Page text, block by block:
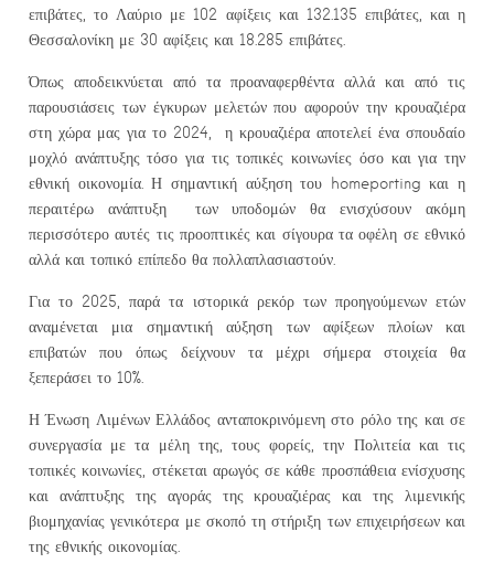
επιβάτες, το Λαύριο με 102 αφίξεις και 132.135 επιβάτες, και η
Θεσσαλονίκη με 30 αφίξεις και 18.285 επιβάτες.
Όπως αποδεικνύεται από τα προαναφερθέντα αλλά και από τις
παρουσιάσεις των έγκυρων μελετών που αφορούν την κρουαζιέρα
στη χώρα μας για το 2024, η κρουαζιέρα αποτελεί ένα σπουδαίο
μοχλό ανάπτυξης τόσο για τις τοπικές κοινωνίες όσο και για την
εθνική οικονομία. Η σημαντική αύξηση του homeporting και η
περαιτέρω ανάπτυξη των υποδομών θα ενισχύσουν ακόμη
περισσότερο αυτές τις προοπτικές και σίγουρα τα οφέλη σε εθνικό
αλλά και τοπικό επίπεδο θα πολλαπλασιαστούν.
Για το 2025, παρά τα ιστορικά ρεκόρ των προηγούμενων ετών
αναμένεται μια σημαντική αύξηση των αφίξεων πλοίων και
επιβατών που όπως δείχνουν τα μέχρι σήμερα στοιχεία θα
ξεπεράσει το 10%.
Η Ένωση Λιμένων Ελλάδος ανταποκρινόμενη στο ρόλο της και σε
συνεργασία με τα μέλη της, τους φορείς, την Πολιτεία και τις
τοπικές κοινωνίες, στέκεται αρωγός σε κάθε προσπάθεια ενίσχυσης
και ανάπτυξης της αγοράς της κρουαζιέρας και της λιμενικής
βιομηχανίας γενικότερα με σκοπό τη στήριξη των επιχειρήσεων και
της εθνικής οικονομίας.